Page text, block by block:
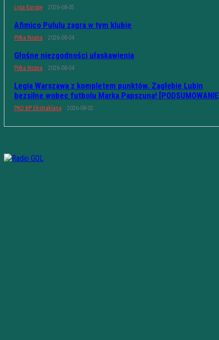
Liga Europy 2026-08-05
Afimico Pululu zagra w tym klubie
Piłka Nożna 2026-08-04
Głośne niezgodności ułaskawienia
Piłka Nożna 2026-08-04
Legia Warszawa z kompletem punktów. Zagłębie Lubin
bezsilne wobec futbolu Marka Papszuna!
PKO BP Ekstraklasa 2026-08-02